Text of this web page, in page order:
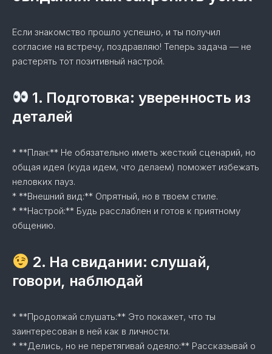
Если знакомство прошло успешно, и ты получил
согласие на встречу, поздравляю! Теперь задача — не
растерять тот позитивный настрой.
1. Подготовка: уверенность из
деталей
* **План:** Не обязательно иметь жесткий сценарий, но
общая идея (куда идем, что делаем) поможет избежать
неловких пауз.
* **Внешний вид:** Опрятный, но в твоем стиле.
* **Настрой:** Будь расслаблен и готов к приятному
общению.
2. На свидании: слушай,
говори, наблюдай
* **Продолжай слушать:** Это покажет, что ты
заинтересован в ней как в личности.
* **Делись, но не перетягивай одеяло:** Рассказывай о